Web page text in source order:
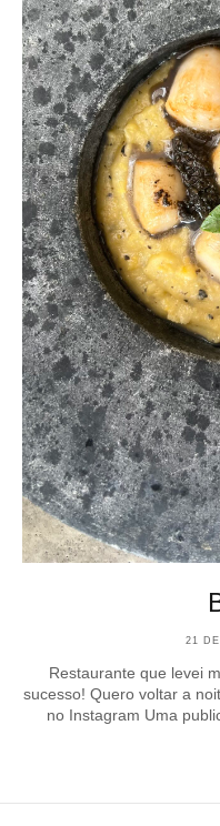
21
Restaurante que levei
sucesso! Quero voltar a
no Instagram Uma